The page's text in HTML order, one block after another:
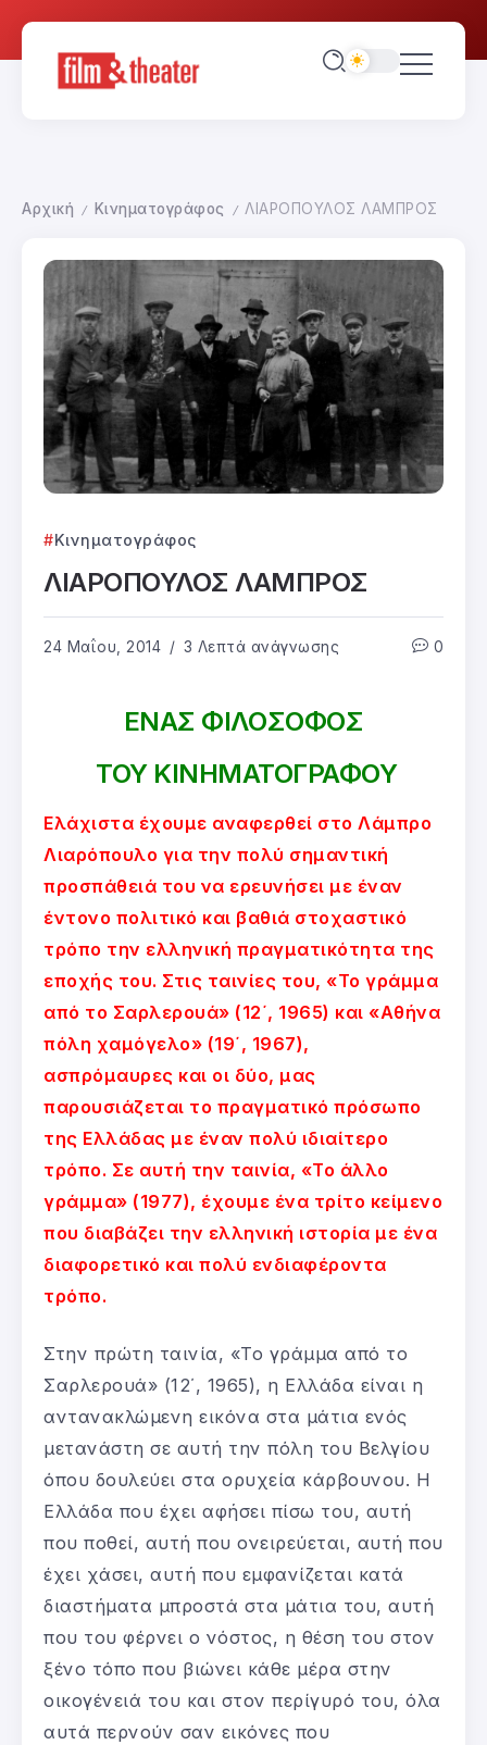
Αρχική / Κινηματογράφος / ΛΙΑΡΟΠΟΥΛΟΣ ΛΑΜΠΡΟΣ
Κινηματογράφος
ΛΙΑΡΟΠΟΥΛΟΣ ΛΑΜΠΡΟΣ
24 Μαΐου, 2014 3 Λεπτά ανάγνωσης 0
ΕΝΑΣ ΦΙΛΟΣΟΦΟΣ
ΤΟΥ ΚΙΝΗΜΑΤΟΓΡΑΦΟΥ
Ελάχιστα έχουμε αναφερθεί στο Λάμπρο
Λιαρόπουλο για την πολύ σημαντική
προσπάθειά του να ερευνήσει με έναν
έντονο πολιτικό και βαθιά στοχαστικό
τρόπο την ελληνική πραγματικότητα της
εποχής του. Στις ταινίες του, «Το γράμμα
από το Σαρλερουά» (12΄, 1965) και «Αθήνα
πόλη χαμόγελο» (19΄, 1967),
ασπρόμαυρες και οι δύο, μας
παρουσιάζεται το πραγματικό πρόσωπο
της Ελλάδας με έναν πολύ ιδιαίτερο
τρόπο. Σε αυτή την ταινία, «Το άλλο
γράμμα» (1977), έχουμε ένα τρίτο κείμενο
που διαβάζει την ελληνική ιστορία με ένα
διαφορετικό και πολύ ενδιαφέροντα
τρόπο.
Στην πρώτη ταινία, «Το γράμμα από το
Σαρλερουά» (12΄, 1965), η Ελλάδα είναι η
αντανακλώμενη εικόνα στα μάτια ενός
μετανάστη σε αυτή την πόλη του Βελγίου
όπου δουλεύει στα ορυχεία κάρβουνου. Η
Ελλάδα που έχει αφήσει πίσω του, αυτή
που ποθεί, αυτή που ονειρεύεται, αυτή που
έχει χάσει, αυτή που εμφανίζεται κατά
διαστήματα μπροστά στα μάτια του, αυτή
που του φέρνει ο νόστος, η θέση του στον
ξένο τόπο που βιώνει κάθε μέρα στην
οικογένειά του και στον περίγυρό του, όλα
αυτά περνούν σαν εικόνες που